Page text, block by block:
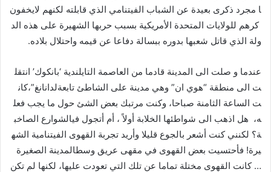
ا مجرد ذكرى بعيدة عن الشباب الفيتنامي الذي قابلته لكنهم لايخفون
كرهم للولايات المتحدة الأمريكية بسبب حربها الشهيرة على هذه الد
ولة الذي قاتل شعبها بدوره ببسالة دفاعا عن قيمه واحتلال بلاده.
عندما و صلت الى المدينة قادما من العاصمة التايلندية ‘بانكوك’ انتقل
ت الى منطقة “هوي ان” وهي مدينة على الشاطئ تابعةلدانانغ”،كان
ت الساعة الثامنة صباحا، وكنت مرتبك بعض الشئ حول ما يجب فعل
ه، هل اذهب الى شواطئها الخلابة أولاً ، أم أتجول فيالشوارع الصاخب
ة؟ لكنني كنت أشعر بالجوع قليلا وأريد تجربة القهوى الفيتنامية الشه
يرة! فأحتسيت بعض القهوى في مقهى عريق وسطالمدينة الصغيرة
… كانت القهوى مختلة تماما عن تلك التي تعودت عليها، لكنها لم تكن